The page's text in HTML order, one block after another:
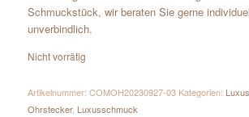
Schmuckstück, wir beraten Sie gerne
unverbindlich.
Nicht vorrätig
Artikelnummer: COMOH20230927-03 Kategorien:
Ohrstecker, Luxusschmuck